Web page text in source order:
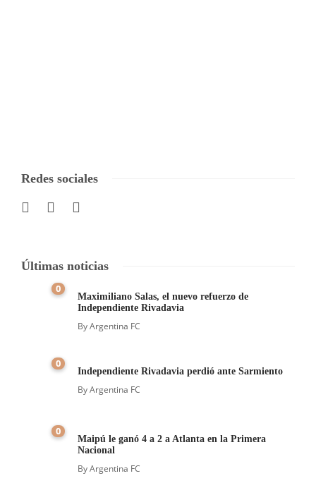
Redes sociales
Últimas noticias
0
Maximiliano Salas, el nuevo refuerzo de
Independiente Rivadavia
ByArgentina FC
0
Independiente Rivadavia perdió ante Sarmiento
ByArgentina FC
0
Maipú le ganó 4 a 2 a Atlanta en la Primera
Nacional
ByArgentina FC